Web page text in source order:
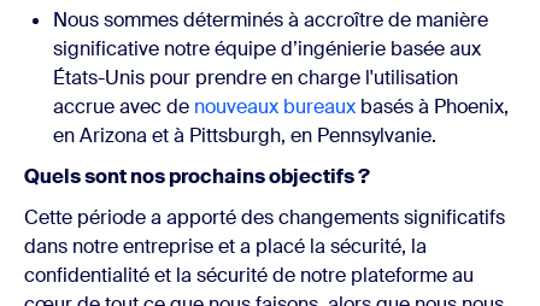
Nous sommes déterminés à accroître de manière
significative notre équipe d’ingénierie basée aux
États-Unis pour prendre en charge l'utilisation
accrue avec de nouveaux bureaux basés à Phoenix,
en Arizona et à Pittsburgh, en Pennsylvanie.
Quels sont nos prochains objectifs ?
Cette période a apporté des changements significatifs
dans notre entreprise et a placé la sécurité, la
confidentialité et la sécurité de notre plateforme au